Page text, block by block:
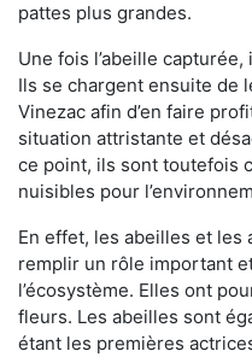
pattes plus grandes.
Une fois l’abeille
Ils se chargent ensuite de
Vinezac afin d’en faire
situation attristante et
ce point, ils sont toutefois
nuisibles pour
En effet, les abeilles et les
remplir un rôle important
l’écosystème. Elles ont
fleurs. Les abeilles sont
étant les premières